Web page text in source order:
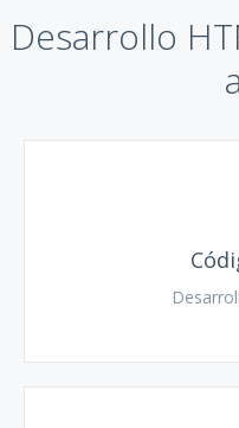
Desarrollo